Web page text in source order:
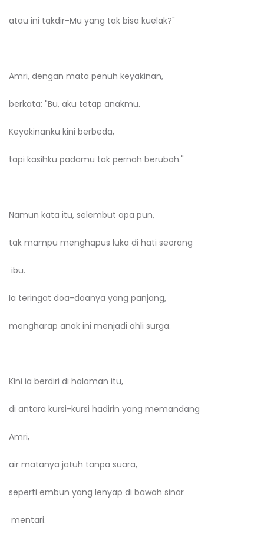
atau ini takdir-Mu yang tak bisa kuelak?"
Amri, dengan mata penuh keyakinan,
berkata: "Bu, aku tetap anakmu.
Keyakinanku kini berbeda,
tapi kasihku padamu tak pernah berubah."
Namun kata itu, selembut apa pun,
tak mampu menghapus luka di hati seorang
ibu.
Ia teringat doa-doanya yang panjang,
mengharap anak ini menjadi ahli surga.
Kini ia berdiri di halaman itu,
di antara kursi-kursi hadirin yang memandang
Amri,
air matanya jatuh tanpa suara,
seperti embun yang lenyap di bawah sinar
mentari.